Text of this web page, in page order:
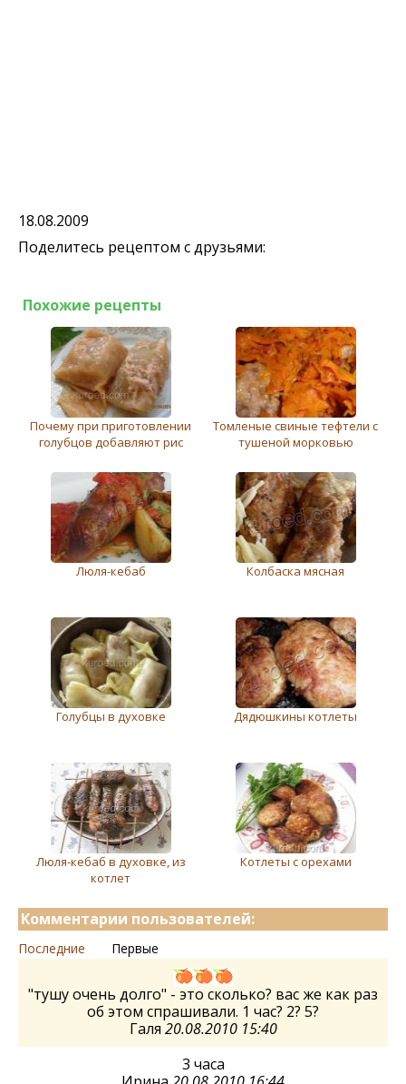
18.08.2009
Поделитесь рецептом с друзьями:
Похожие рецепты
Почему при приготовлении
голубцов добавляют рис
Томленые свиные тефтели с
тушеной морковью
Люля-кебаб Колбаска мясная
Голубцы в духовке Дядюшкины котлеты
Люля-кебаб в духовке, из
котлет
Котлеты с орехами
Комментарии пользователей:
Последние Первые
"тушу очень долго" - это сколько? вас же как раз
об этом спрашивали. 1 час? 2? 5?
Галя 20.08.2010 15:40
3 часа